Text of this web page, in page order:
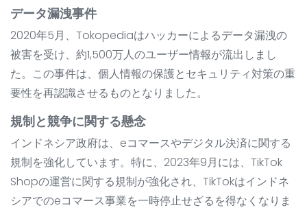
データ漏洩事件
2020年5月、Tokopediaはハッカーによるデータ漏洩の
被害を受け、約1,500万人のユーザー情報が流出しまし
た。この事件は、個人情報の保護とセキュリティ対策の重
要性を再認識させるものとなりました。
規制と競争に関する懸念
インドネシア政府は、eコマースやデジタル決済に関する
規制を強化しています。特に、2023年9月には、TikTok
Shopの運営に関する規制が強化され、TikTokはインドネ
シアでのeコマース事業を一時停止せざるを得なくなりま